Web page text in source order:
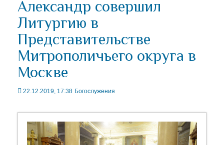
Александр совершил
Литургию в
Представительстве
Митрополичьего округа в
Москве
22.12.2019, 17:38 Богослужения